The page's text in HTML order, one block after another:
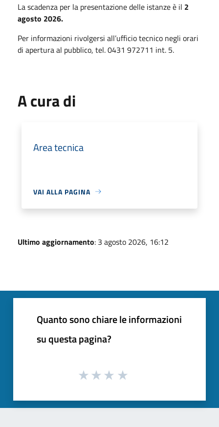
La scadenza per la presentazione delle istanze è il 2
agosto 2026.
Per informazioni rivolgersi all’ufficio tecnico negli orari
di apertura al pubblico, tel. 0431 972711 int. 5.
A cura di
Area tecnica
VAI ALLA PAGINA
Ultimo aggiornamento: 3 agosto 2026, 16:12
Quanto sono chiare le informazioni
su questa pagina?